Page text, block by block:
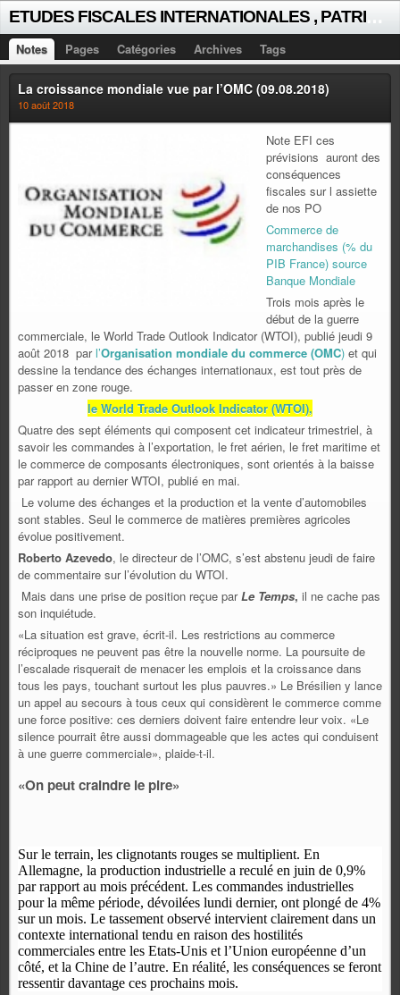
Notes Pages Catégories Archives Tags
La croissance mondiale vue par l’OMC (09.08.2018)
10 août 2018
Note EFI ces
prévisions auront des
conséquences
fiscales sur l assiette
de nos PO
Commerce de
marchandises (% du
PIB France) source
Banque Mondiale
Trois mois après le
début de la guerre
commerciale, le World Trade Outlook Indicator (WTOI), publié jeudi 9
août 2018 parl’Organisation mondiale du commerce (OMC) et qui
dessine la tendance des échanges internationaux, est tout près de
passer en zone rouge.
le World Trade Outlook Indicator (WTOI),
Quatre des sept éléments qui composent cet indicateur trimestriel, à
savoir les commandes à l’exportation, le fret aérien, le fret maritime et
le commerce de composants électroniques, sont orientés à la baisse
par rapport au dernier WTOI, publié en mai.
Le volume des échanges et la production et la vente d’automobiles
sont stables. Seul le commerce de matières premières agricoles
évolue positivement.
Roberto Azevedo, le directeur de l’OMC, s’est abstenu jeudi de faire
de commentaire sur l’évolution du WTOI.
Mais dans une prise de position reçue parLe Temps, il ne cache pas
son inquiétude.
«La situation est grave, écrit-il. Les restrictions au commerce
réciproques ne peuvent pas être la nouvelle norme. La poursuite de
l’escalade risquerait de menacer les emplois et la croissance dans
tous les pays, touchant surtout les plus pauvres.» Le Brésilien y lance
un appel au secours à tous ceux qui considèrent le commerce comme
une force positive: ces derniers doivent faire entendre leur voix. «Le
silence pourrait être aussi dommageable que les actes qui conduisent
à une guerre commerciale», plaide-t-il.
«On peut craindre le pire»
Sur le terrain, les clignotants rouges se multiplient. En
Allemagne, la production industrielle a reculé en juin de 0,9%
par rapport au mois précédent. Les commandes industrielles
pour la même période, dévoilées lundi dernier, ont plongé de 4%
sur un mois. Le tassement observé intervient clairement dans un
contexte international tendu en raison des hostilités
commerciales entre les Etats-Unis et l’Union européenne d’un
côté, et la Chine de l’autre. En réalité, les conséquences se feront
ressentir davantage ces prochains mois.